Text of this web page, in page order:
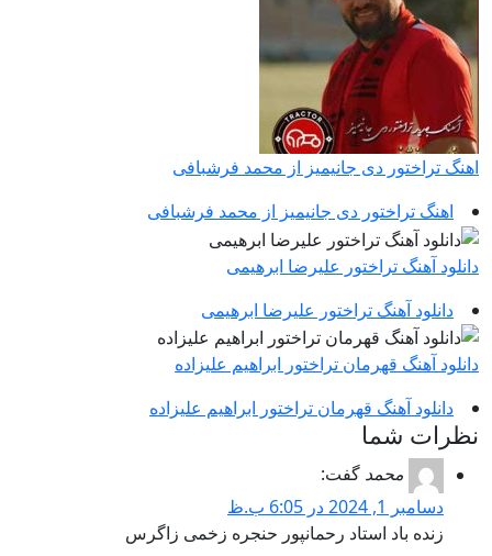
اهنگ تراختور دی جانیمیز از محمد فرشبافی
اهنگ تراختور دی جانیمیز از محمد فرشبافی
دانلود آهنگ تراختور علیرضا ابرهیمی
دانلود آهنگ تراختور علیرضا ابرهیمی
دانلود آهنگ قهرمان تراختور ابراهیم علیزاده
دانلود آهنگ قهرمان تراختور ابراهیم علیزاده
نظرات شما
محمد گفت:
دسامبر 1, 2024 در 6:05 ب.ظ
زنده باد استاد رحمانپور حنجره زخمی زاگرس